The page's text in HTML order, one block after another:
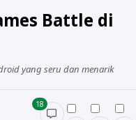
Battle di
yang seru dan menarik
18